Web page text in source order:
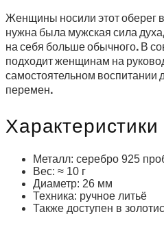
Женщины носили этот оберег
нужна была мужская сила
на себя больше обычного. В
подходит женщинам на
самостоятельном воспитании
перемен.
Характеристики
Металл: серебро 925
Вес: ≈ 10 г
Диаметр: 26 мм
Техника: ручное литьё
Также доступен в